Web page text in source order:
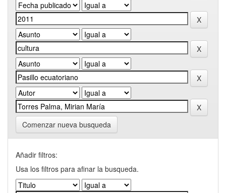
Comenzar nueva busqueda
Añadir filtros:
Usa los filtros para afinar la busqueda.